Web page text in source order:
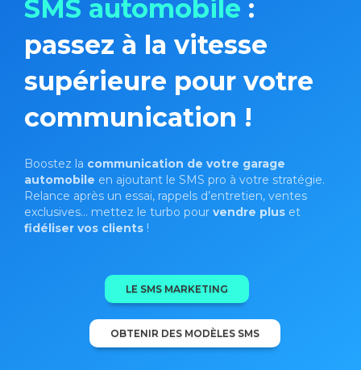
SMS automobile :
passez à la vitesse
supérieure pour votre
communication !
Boostez la communication de votre garage
automobile en ajoutant le SMS pro à votre stratégie.
Relance après un essai, rappels d’entretien, ventes
exclusives... mettez le turbo pour vendre plus et
fidéliser vos clients !
LE SMS MARKETING
OBTENIR DES MODÈLES SMS